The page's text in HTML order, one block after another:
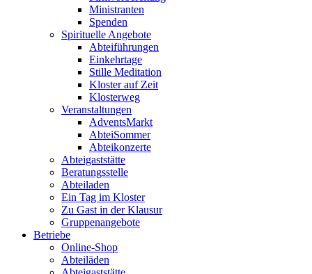
Ministranten
Spenden
Spirituelle Angebote
Abteiführungen
Einkehrtage
Stille Meditation
Kloster auf Zeit
Klosterweg
Veranstaltungen
AdventsMarkt
AbteiSommer
Abteikonzerte
Abteigaststätte
Beratungsstelle
Abteiladen
Ein Tag im Kloster
Zu Gast in der Klausur
Gruppenangebote
Betriebe
Online-Shop
Abteiläden